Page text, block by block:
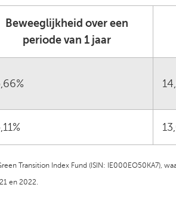
Beweeglijkheid over een
periode van 1 jaar
Transition Index Fund (ISIN: IE000EO50KA7),
en 2022.